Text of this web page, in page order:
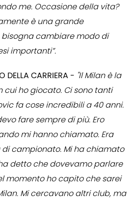
me. Occasione della vita?
è una grande
bisogna cambiare modo di
importanti”.
DELLA CARRIERA - "Il Milan è la
cui ho giocato. Ci sono tanti
fa cose incredibili a 40 anni.
fare sempre di più. Ero
mi hanno chiamato. Era
campionato. Mi ha chiamato
detto che dovevamo parlare
momento ho capito che sarei
Mi cercavano altri club, ma